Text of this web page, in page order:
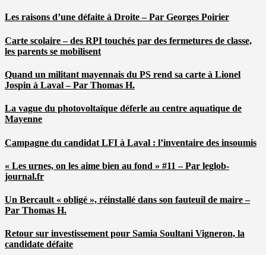
Les raisons d’une défaite à Droite – Par Georges Poirier
Carte scolaire – des RPI touchés par des fermetures de classe,
les parents se mobilisent
Quand un militant mayennais du PS rend sa carte à Lionel
Jospin à Laval – Par Thomas H.
La vague du photovoltaïque déferle au centre aquatique de
Mayenne
Campagne du candidat LFI à Laval : l’inventaire des insoumis
« Les urnes, on les aime bien au fond » #11 – Par leglob-
journal.fr
Un Bercault « obligé », réinstallé dans son fauteuil de maire –
Par Thomas H.
Retour sur investissement pour Samia Soultani Vigneron, la
candidate défaite